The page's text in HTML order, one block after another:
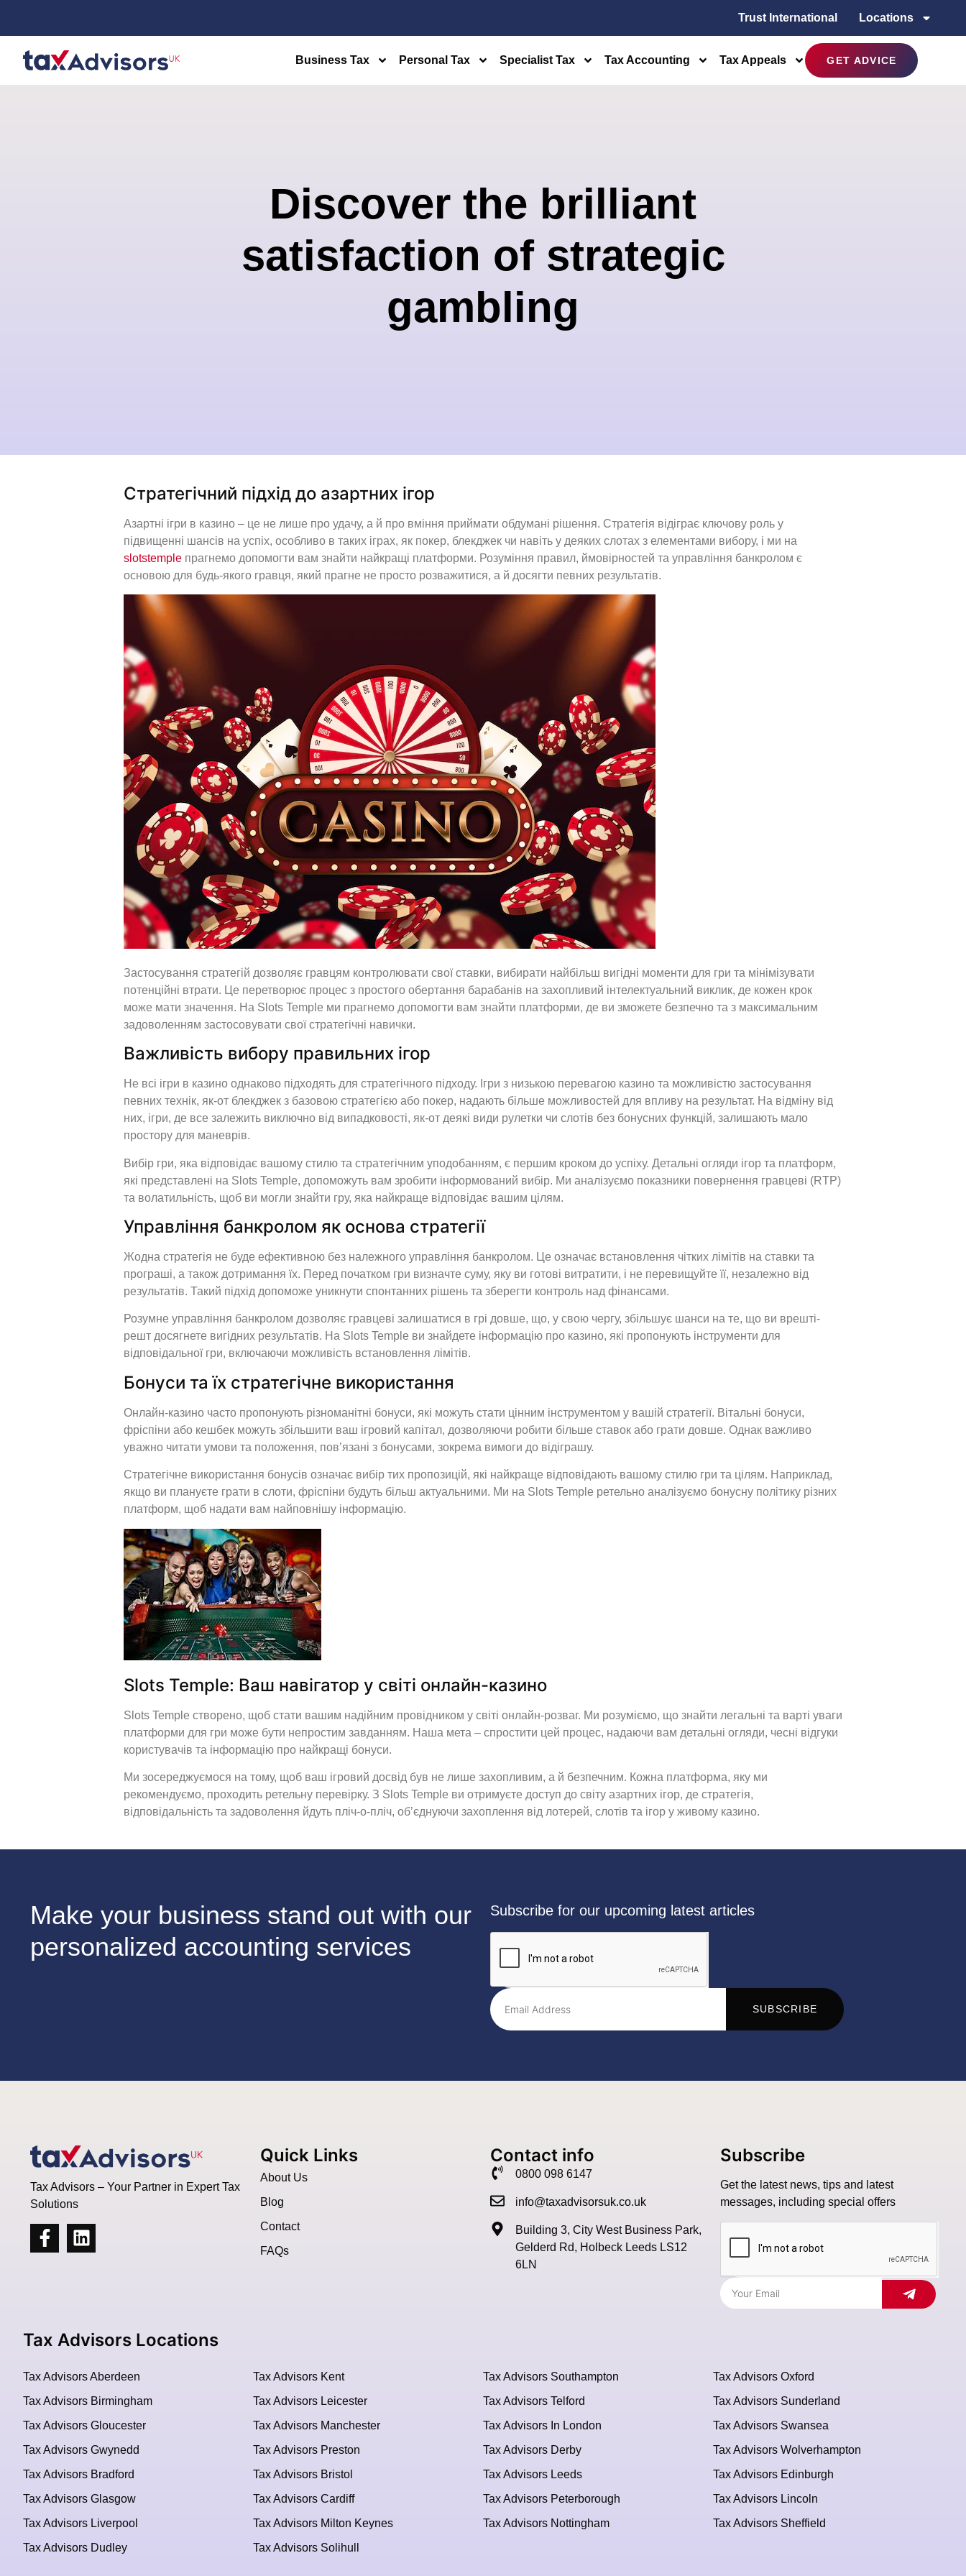
Trust International Locations
Business Tax Personal Tax Specialist Tax Tax Accounting Tax Appeals GET ADVICE
Discover the brilliant
satisfaction of strategic
gambling
Стратегічний підхід до азартних ігор
Азартні ігри в казино – це не лише про удачу, а й про вміння приймати обдумані рішення. Стратегія відіграє ключову роль у
підвищенні шансів на успіх, особливо в таких іграх, як покер, блекджек чи навіть у деяких слотах з елементами вибору, і ми на
slotstemple прагнемо допомогти вам знайти найкращі платформи. Розуміння правил, ймовірностей та управління банкролом є
основою для будь-якого гравця, який прагне не просто розважитися, а й досягти певних результатів.
Застосування стратегій дозволяє гравцям контролювати свої ставки, вибирати найбільш вигідні моменти для гри та мінімізувати
потенційні втрати. Це перетворює процес з простого обертання барабанів на захопливий інтелектуальний виклик, де кожен крок
може мати значення. На Slots Temple ми прагнемо допомогти вам знайти платформи, де ви зможете безпечно та з максимальним
задоволенням застосовувати свої стратегічні навички.
Важливість вибору правильних ігор
Не всі ігри в казино однаково підходять для стратегічного підходу. Ігри з низькою перевагою казино та можливістю застосування
певних технік, як-от блекджек з базовою стратегією або покер, надають більше можливостей для впливу на результат. На відміну від
них, ігри, де все залежить виключно від випадковості, як-от деякі види рулетки чи слотів без бонусних функцій, залишають мало
простору для маневрів.
Вибір гри, яка відповідає вашому стилю та стратегічним уподобанням, є першим кроком до успіху. Детальні огляди ігор та платформ,
які представлені на Slots Temple, допоможуть вам зробити інформований вибір. Ми аналізуємо показники повернення гравцеві (RTP)
та волатильність, щоб ви могли знайти гру, яка найкраще відповідає вашим цілям.
Управління банкролом як основа стратегії
Жодна стратегія не буде ефективною без належного управління банкролом. Це означає встановлення чітких лімітів на ставки та
програші, а також дотримання їх. Перед початком гри визначте суму, яку ви готові витратити, і не перевищуйте її, незалежно від
результатів. Такий підхід допоможе уникнути спонтанних рішень та зберегти контроль над фінансами.
Розумне управління банкролом дозволяє гравцеві залишатися в грі довше, що, у свою чергу, збільшує шанси на те, що ви врешті-
решт досягнете вигідних результатів. На Slots Temple ви знайдете інформацію про казино, які пропонують інструменти для
відповідальної гри, включаючи можливість встановлення лімітів.
Бонуси та їх стратегічне використання
Онлайн-казино часто пропонують різноманітні бонуси, які можуть стати цінним інструментом у вашій стратегії. Вітальні бонуси,
фріспіни або кешбек можуть збільшити ваш ігровий капітал, дозволяючи робити більше ставок або грати довше. Однак важливо
уважно читати умови та положення, пов’язані з бонусами, зокрема вимоги до відіграшу.
Стратегічне використання бонусів означає вибір тих пропозицій, які найкраще відповідають вашому стилю гри та цілям. Наприклад,
якщо ви плануєте грати в слоти, фріспіни будуть більш актуальними. Ми на Slots Temple ретельно аналізуємо бонусну політику різних
платформ, щоб надати вам найповнішу інформацію.
Slots Temple: Ваш навігатор у світі онлайн-казино
Slots Temple створено, щоб стати вашим надійним провідником у світі онлайн-розваг. Ми розуміємо, що знайти легальні та варті уваги
платформи для гри може бути непростим завданням. Наша мета – спростити цей процес, надаючи вам детальні огляди, чесні відгуки
користувачів та інформацію про найкращі бонуси.
Ми зосереджуємося на тому, щоб ваш ігровий досвід був не лише захопливим, а й безпечним. Кожна платформа, яку ми
рекомендуємо, проходить ретельну перевірку. З Slots Temple ви отримуєте доступ до світу азартних ігор, де стратегія,
відповідальність та задоволення йдуть пліч-о-пліч, об’єднуючи захоплення від лотерей, слотів та ігор у живому казино.
Make your business stand out with our
personalized accounting services
Subscribe for our upcoming latest articles
SUBSCRIBE
Tax Advisors – Your Partner in Expert Tax
Solutions
Quick Links
About Us
Blog
Contact
FAQs
Contact info
0800 098 6147
info@taxadvisorsuk.co.uk
Building 3, City West Business Park,
Gelderd Rd, Holbeck Leeds LS12
6LN
Subscribe
Get the latest news, tips and latest
messages, including special offers
Tax Advisors Locations
Tax Advisors Aberdeen
Tax Advisors Birmingham
Tax Advisors Gloucester
Tax Advisors Gwynedd
Tax Advisors Bradford
Tax Advisors Glasgow
Tax Advisors Liverpool
Tax Advisors Dudley
Tax Advisors Kent
Tax Advisors Leicester
Tax Advisors Manchester
Tax Advisors Preston
Tax Advisors Bristol
Tax Advisors Cardiff
Tax Advisors Milton Keynes
Tax Advisors Solihull
Tax Advisors Southampton
Tax Advisors Telford
Tax Advisors In London
Tax Advisors Derby
Tax Advisors Leeds
Tax Advisors Peterborough
Tax Advisors Nottingham
Tax Advisors Oxford
Tax Advisors Sunderland
Tax Advisors Swansea
Tax Advisors Wolverhampton
Tax Advisors Edinburgh
Tax Advisors Lincoln
Tax Advisors Sheffield